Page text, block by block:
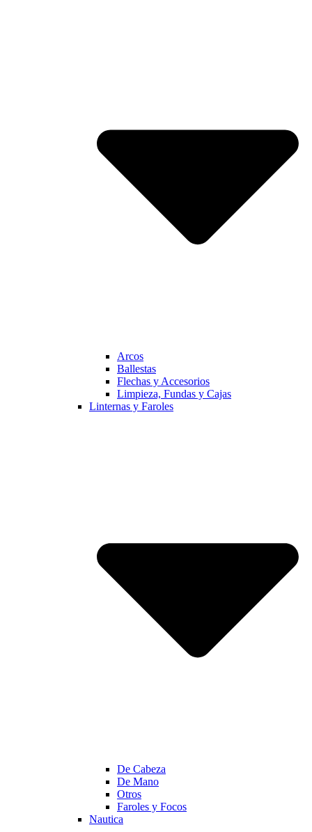
Arcos
Ballestas
Flechas y Accesorios
Limpieza, Fundas y Cajas
Linternas y Faroles
De Cabeza
De Mano
Otros
Faroles y Focos
Nautica